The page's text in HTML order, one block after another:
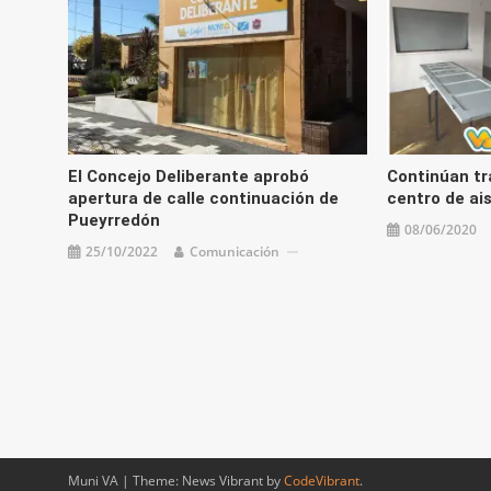
El Concejo Deliberante aprobó
apertura de calle continuación de
Pueyrredón
25/10/2022 Comunicación
Continúan
centro de
08/06/2020
Muni VA | Theme: News Vibrant byCodeVibrant.